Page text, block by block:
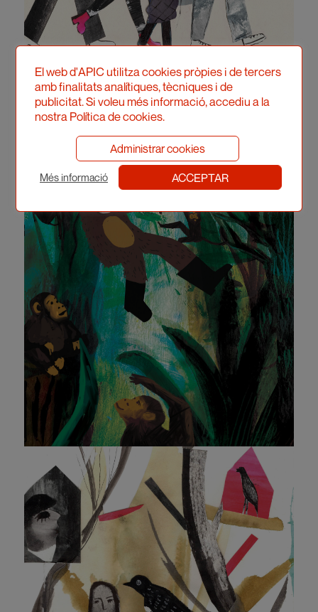
El web d'APIC utilitza cookies pròpies i de tercers
amb finalitats analítiques, tècniques i de
publicitat. Si voleu més informació, accediu a la
nostra Política de cookies.
Administrar cookies
Més informació ACCEPTAR